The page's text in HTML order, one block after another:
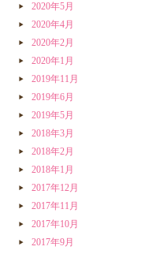
2020年5月
2020年4月
2020年2月
2020年1月
2019年11月
2019年6月
2019年5月
2018年3月
2018年2月
2018年1月
2017年12月
2017年11月
2017年10月
2017年9月